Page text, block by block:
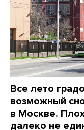
Все лето
возможный
в Москве.
далеко не